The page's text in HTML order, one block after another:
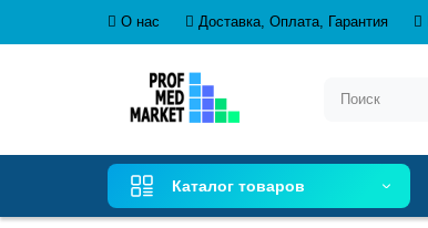
О нас Доставка, Оплата, Гарантия
Каталог товаров